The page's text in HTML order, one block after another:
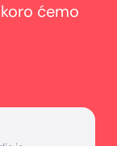
ćemo